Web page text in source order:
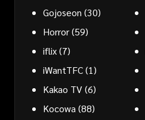
Gojoseon (30)
Horror(59)
iflix(7)
iWantTFC(1)
Kakao TV(6)
Kocowa (88)